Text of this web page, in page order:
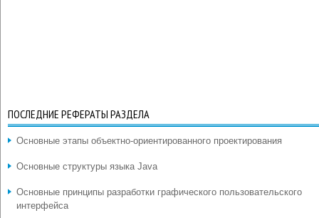
ПОСЛЕДНИЕ РЕФЕРАТЫ РАЗДЕЛА
Основные этапы объектно-ориентированного проектирования
Основные структуры языка Java
Основные принципы разработки графического пользовательского
интерфейса